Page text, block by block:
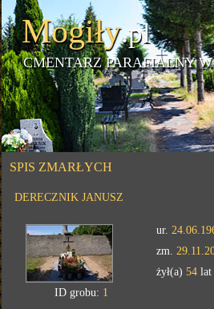
Mogiły.pl
CMENTARZ PARAFIALNY
SPIS ZMARŁYCH
DERECZNIK JANUSZ
ur.
zm.
żył(a)54 lat
ID grobu: 1